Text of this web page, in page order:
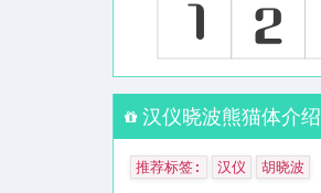
汉仪晓波熊猫体介绍
推荐标签: 汉仪 胡晓波